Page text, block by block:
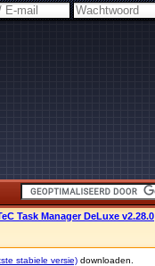
Task Manager DeLuxe v2.28.0
stabiele versie) downloaden.